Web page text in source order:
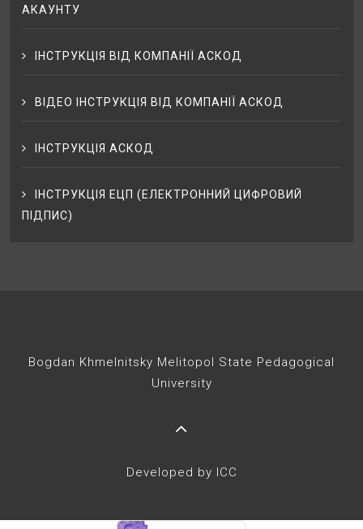
АКАУНТУ
ІНСТРУКЦІЯ ВІД КОМПАНІЇ АСКОД
ВІДЕО ІНСТРУКЦІЯ ВІД КОМПАНІЇ АСКОД
ІНСТРУКЦІЯ АСКОД
ІНСТРУКЦІЯ ЕЦП (ЕЛЕКТРОННИЙ ЦИФРОВИЙ
ПІДПИС)
Bogdan Khmelnitsky Melitopol State Pedagogical
University
Developed by ICC